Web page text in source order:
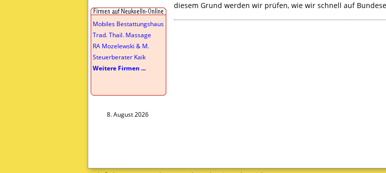
Mobiles Bestattungshaus
Trad. Thail. Massage
RA Mozelewski & M.
Steuerberater Kaik
Weitere Firmen ...
8. August 2026
diesem Grund werden wir prüfen, wie wir schnell auf